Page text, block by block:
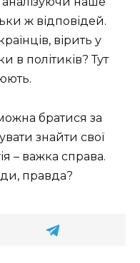
ж відповідей.
вірить у
в політиків? Тут
братися за
знайти свої
– важка справа.
правда?